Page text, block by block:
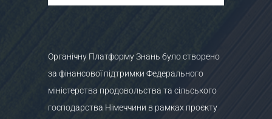
Органічну Платформу Знань було створено
за фінансової підтримки Федерального
міністерства продовольства та сільського
господарства Німеччини в рамках проєкту